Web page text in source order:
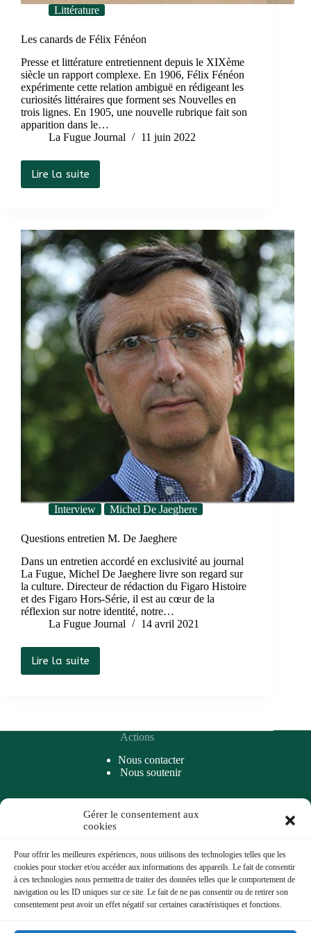
Gérer le consentement aux
cookies
Pour offrir les meilleures expériences, nous utilisons des technologies telles que les
cookies pour stocker et/ou accéder aux informations des appareils. Le fait de consentir
à ces technologies nous permettra de traiter des données telles que le comportement de
navigation ou les ID uniques sur ce site. Le fait de ne pas consentir ou de retirer son
consentement peut avoir un effet négatif sur certaines caractéristiques et fonctions.
Littérature
Les canards de Félix Fénéon
Presse et littérature entretiennent depuis le XIXème
siècle un rapport complexe. En 1906, Félix Fénéon
expérimente cette relation ambiguë en rédigeant les
curiosités littéraires que forment ses Nouvelles en
trois lignes. En 1905, une nouvelle rubrique fait son
apparition dans le…
La Fugue Journal
11 juin 2022
Lire la suite
Les
canards
Fénéon
Interview Michel De Jaeghere
Questions entretien M. De Jaeghere
Dans un entretien accordé en exclusivité au journal
La Fugue, Michel De Jaeghere livre son regard sur
la culture. Directeur de rédaction du Figaro Histoire
et des Figaro Hors-Série, il est au cœur de la
réflexion sur notre identité, notre…
La Fugue Journal
14 avril 2021
Lire la suite
Questions
entretien
Actions
Nous contacter
Nous soutenir
Accès rapide
Podcasts
A Propos
Coups de cœur
Archives